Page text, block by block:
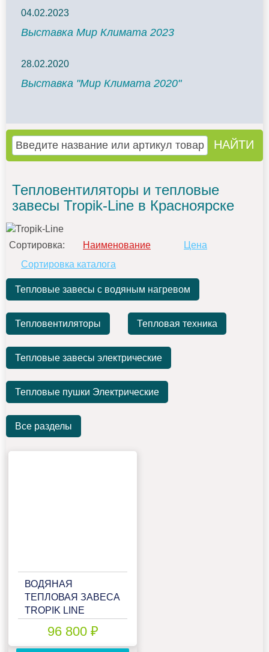
04.02.2023
Выставка Мир Климата 2023
28.02.2020
Выставка "Мир Климата 2020"
Тепловентиляторы и тепловые
завесы Tropik-Line в Красноярске
Сортировка: Наименование
Цена
Сортировка каталога
Тепловые завесы с водяным нагревом
Тепловентиляторы Тепловая техника
Тепловые завесы электрические
Тепловые пушки Электрические
Все разделы
ВОДЯНАЯ
ТЕПЛОВАЯ ЗАВЕСА
TROPIK LINE
96 800 ₽